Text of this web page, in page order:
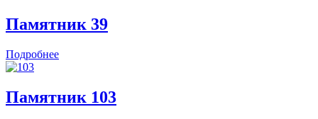
Памятник 39
Подробнее
Памятник 103